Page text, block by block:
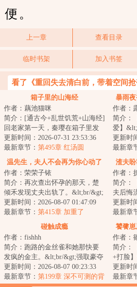
便。
上一章 查看目录
临时书架 加入书签
看了《重回失去清白前，带着空间
看
箱子里的山海经
作者：藕池猫咪
简介：[通古今+乱世饥荒+山海经]
回老家第一天，秦璎在箱子里发
现个古代小人国。小人国里有乱
世饥荒，有暴...
更新时间：2026-07-31 23:53:36
最新章节： 第495章 红汤圆
暴雨
作者：
简介：
爱】
冷厉腹
业破产
更新时
最新章
温先生，夫人不会再为你心动了
作者：荣荣子铱
简介：再次查出怀孕的那天，楚
倾禾发现丈夫出轨了。&lt;br/&gt;
十几年青梅竹马患难与共，五年
婚姻加上一...
更新时间：2026-08-07 01:47:09
最新章节： 第415章 加重了
渣夫
作者：
简介：
夫后悔
是个卑
儿子续
更新时
最新章
碰触成瘾
作者：fishhh
简介：跑路的金丝雀和她那快要
发疯的金主。&lt;br/&gt;强取豪夺
+未婚妻跑路+兄弟撬墙角+不存在
的白月光&l...
更新时间：2026-08-07 00:23:33
最新章节： 第199章 深不可测的背
饕餮
作者：
简介：
+打脸
门云家
奶团叫
更新时
最新章